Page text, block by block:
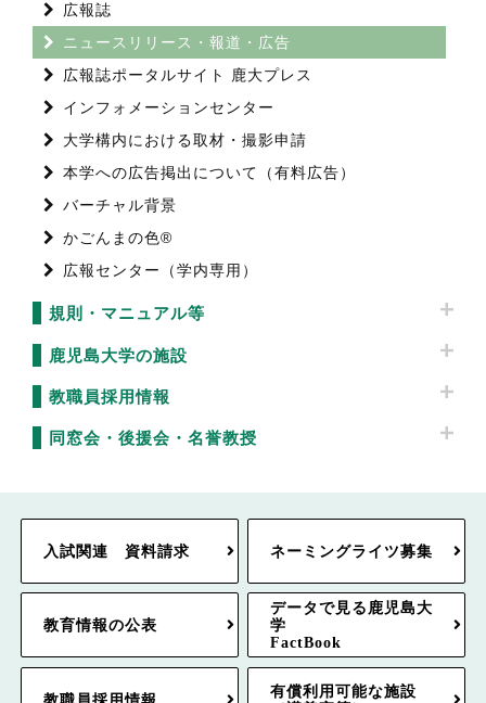
広報誌
ニュースリリース・報道・広告
広報誌ポータルサイト 鹿大プレス
インフォメーションセンター
大学構内における取材・撮影申請
本学への広告掲出について（有料広告）
バーチャル背景
かごんまの色®
広報センター（学内専用）
規則・マニュアル等
鹿児島大学の施設
教職員採用情報
同窓会・後援会・名誉教授
入試関連 資料請求 ネーミングライツ募集
教育情報の公表
データで見る鹿児島大
学
FactBook
教職員採用情報
有償利用可能な施設